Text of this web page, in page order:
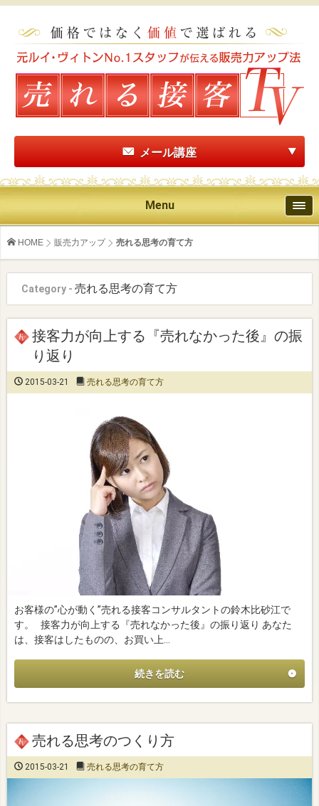
メール講座
Menu
HOME 販売力アップ 売れる思考の育て方
Category - 売れる思考の育て方
接客力が向上する『売れなかった後』の振
り返り
2015-03-21 売れる思考の育て方
お客様の”心が動く”売れる接客コンサルタントの鈴木比砂江で
す。 接客力が向上する『売れなかった後』の振り返り あなた
は、接客はしたものの、お買い上…
続きを読む
売れる思考のつくり方
2015-03-21 売れる思考の育て方